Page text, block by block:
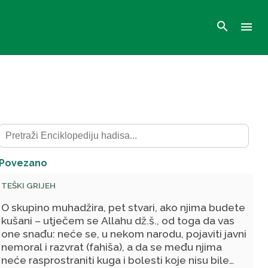
search menu
Povezano
TEŠKI GRIJEH
O skupino muhadžira, pet stvari, ako njima budete
kušani – utječem se Allahu dž.š., od toga da vas
one snađu: neće se, u nekom narodu, pojaviti javni
nemoral i razvrat (fahiša), a da se među njima
neće rasprostraniti kuga i bolesti koje nisu bile